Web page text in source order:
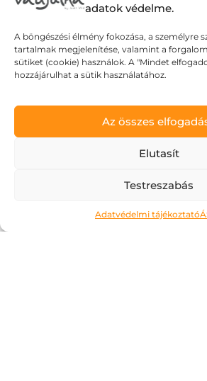
adatok védelme.
A böngészési élmény fokozása, a személyre
tartalmak megjelenítése, valamint a
sütiket (cookie) használok. A "Mindet
hozzájárulhat a sütik használatához.
Az összes
Elutasít
Testreszabás
Adatvédelmi tájékoztató